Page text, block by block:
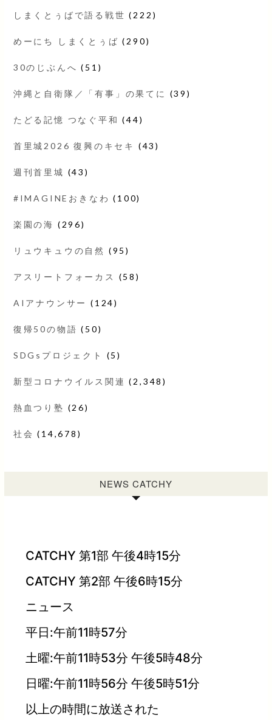
しまくとぅばで語る戦世 (222)
めーにち しまくとぅば (290)
30のじぶんへ (51)
沖縄と自衛隊／「有事」の果てに (39)
たどる記憶 つなぐ平和 (44)
首里城2026 復興のキセキ (43)
週刊首里城 (43)
#IMAGINEおきなわ (100)
楽園の海 (296)
リュウキュウの自然 (95)
アスリートフォーカス (58)
AIアナウンサー (124)
復帰50の物語 (50)
SDGsプロジェクト (5)
新型コロナウイルス関連 (2,348)
熱血つり塾 (26)
社会 (14,678)
NEWS CATCHY
CATCHY 第1部 午後4時15分
CATCHY 第2部 午後6時15分
ニュース
平日:午前11時57分
土曜:午前11時53分 午後5時48分
日曜:午前11時56分 午後5時51分
以上の時間に放送された